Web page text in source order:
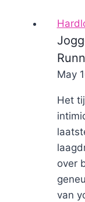
By
May
Het
over
van